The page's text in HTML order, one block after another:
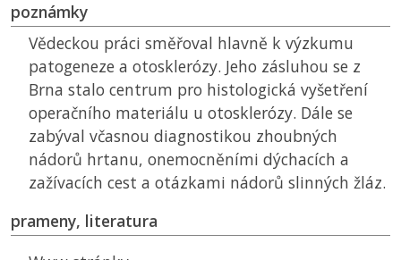
poznámky
Vědeckou práci směřoval hlavně k výzkumu
patogeneze a otosklerózy. Jeho zásluhou se z
Brna stalo centrum pro histologická vyšetření
operačního materiálu u otosklerózy. Dále se
zabýval včasnou diagnostikou zhoubných
nádorů hrtanu, onemocněními dýchacích a
zažívacích cest a otázkami nádorů slinných žláz.
prameny, literatura